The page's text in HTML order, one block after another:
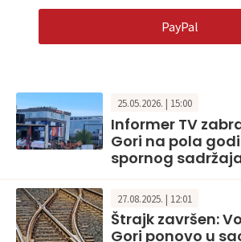
PayPal
25.05.2026. | 15:00
Informer TV
Gori na pola
spornog
27.08.2025. | 12:01
Štrajk završen:
Gori ponovo u